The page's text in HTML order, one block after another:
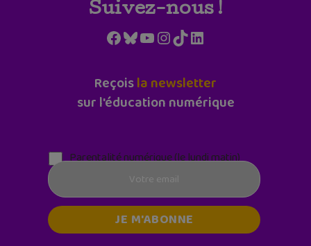
Suivez-nous !
Facebook
Bluesky
YouTube
Instagram
TikTokLinkedIn
Reçoisla newsletter
sur l'éducation numérique
Parentalité numérique (le lundi matin)